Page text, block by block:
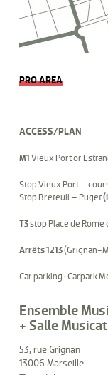
PRO AREA
ACCESS/PLAN
M1 Vieux Port or
Stop Vieux Port –
Stop Breteuil – Puget
T3stop Place de Rome
Arrêts 1213(Grignan-
Car parking : Carpark
Ensemble
+ Salle
53, rue Grignan
13006 Marseille